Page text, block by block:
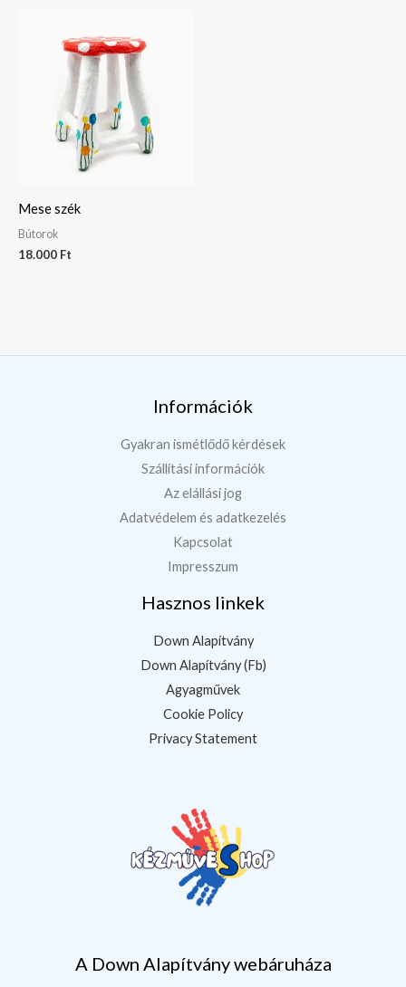
Mese szék
Bútorok
18.000 Ft
Információk
Gyakran ismétlődő kérdések
Szállítási információk
Az elállási jog
Adatvédelem és adatkezelés
Kapcsolat
Impresszum
Hasznos linkek
Down Alapítvány
Down Alapítvány (Fb)
Agyagművek
Cookie Policy
Privacy Statement
A Down Alapítvány webáruháza